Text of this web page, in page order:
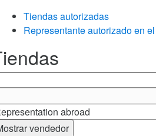
Tiendas autorizadas
Representante autorizado en
vendedor